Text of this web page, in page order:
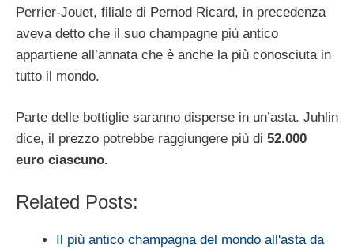
Perrier-Jouet, filiale di Pernod Ricard, in precedenza
aveva detto che il suo champagne più antico
appartiene all’annata che è anche la più conosciuta in
tutto il mondo.
Parte delle bottiglie saranno disperse in un’asta. Juhlin
dice, il prezzo potrebbe raggiungere più di 52.000
euro ciascuno.
Related Posts:
Il più antico champagna del mondo all'asta da